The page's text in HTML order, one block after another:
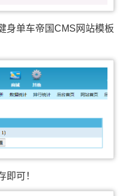
身单车帝国CMS网站模板
即可！